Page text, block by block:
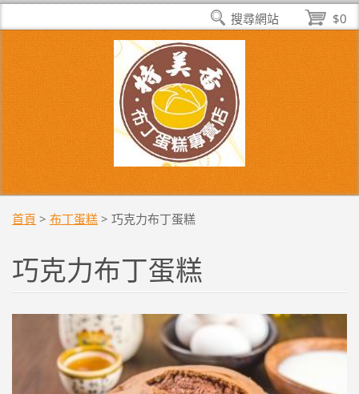
首頁 > 布丁蛋糕 > 巧克力布丁蛋糕
巧克力布丁蛋糕
$0
搜尋網站